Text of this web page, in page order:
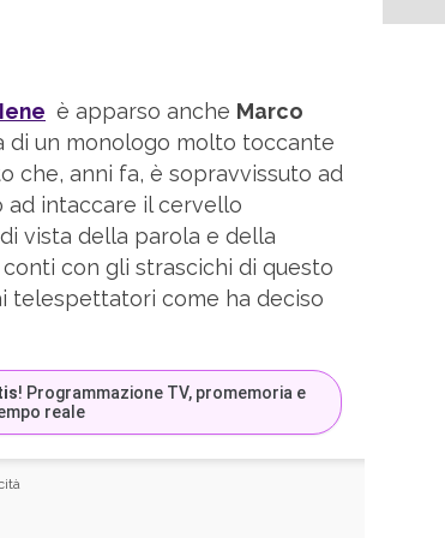
è apparso anche Marco
di un monologo molto toccante
che, anni fa, è sopravvissuto ad
ad intaccare il cervello
vista della parola e della
con gli strascichi di questo
telespettatori come ha deciso
! Programmazione TV, promemoria e
reale